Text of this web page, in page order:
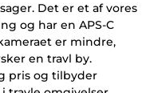
Det er et af vores
og har en APS-C
er mindre,
en travl by.
pris og tilbyder